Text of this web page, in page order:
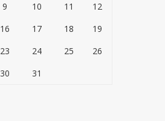
9 10 11
12
16 17 18
19
23 24 25
26
30
31